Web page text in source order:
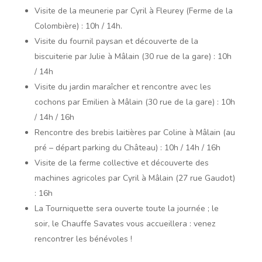
Visite de la meunerie par Cyril à Fleurey (Ferme de la
Colombière) : 10h / 14h.
Visite du fournil paysan et découverte de la
biscuiterie par Julie à Mâlain (30 rue de la gare) : 10h
/ 14h
Visite du jardin maraîcher et rencontre avec les
cochons par Emilien à Mâlain (30 rue de la gare) : 10h
/ 14h / 16h
Rencontre des brebis laitières par Coline à Mâlain (au
pré – départ parking du Château) : 10h / 14h / 16h
Visite de la ferme collective et découverte des
machines agricoles par Cyril à Mâlain (27 rue Gaudot)
: 16h
La Tourniquette sera ouverte toute la journée ; le
soir, le Chauffe Savates vous accueillera : venez
rencontrer les bénévoles !